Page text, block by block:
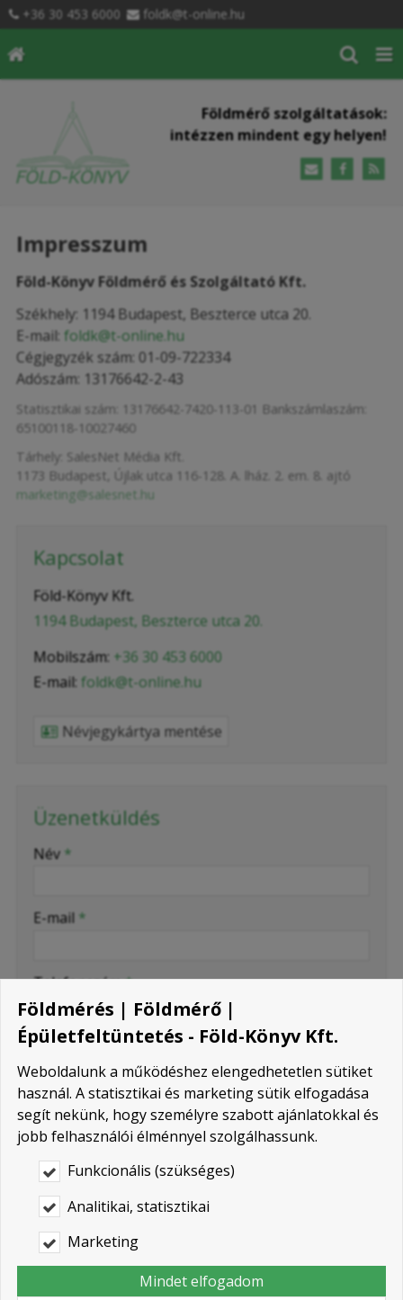
+36 30 453 6000 foldk@t-online.hu
Földmérő szolgáltatások:
intézzen mindent egy helyen!
Impresszum
Föld-Könyv Földmérő és Szolgáltató Kft.
Székhely: 1194 Budapest, Beszterce utca 20.
E-mail: foldk@t-online.hu
Cégjegyzék szám: 01-09-722334
Adószám: 13176642-2-43
Statisztikai szám: 13176642-7420-113-01 Bankszámlaszám:
65100118-10027460
Tárhely: SalesNet Média Kft.
1173 Budapest, Újlak utca 116-128. A. lház. 2. em. 8. ajtó
marketing@salesnet.hu
Kapcsolat
Föld-Könyv Kft.
1194 Budapest, Beszterce utca 20.
Mobilszám: +36 30 453 6000
E-mail: foldk@t-online.hu
Névjegykártya mentése
Üzenetküldés
-
-
-
-
-
Név *
E-mail *
Telefonszám*
Üzenet*
Nyilatkozat*
Hozzájárulok személyes adataim
Földmérés | Földmérő |
Épületfeltüntetés - Föld-Könyv Kft.
Weboldalunk a működéshez elengedhetetlen sütiket
használ. A statisztikai és marketing sütik elfogadása
segít nekünk, hogy személyre szabott ajánlatokkal és
jobb felhasználói élménnyel szolgálhassunk.
Funkcionális (szükséges)
Analitikai, statisztikai
Marketing
Mindet elfogadom